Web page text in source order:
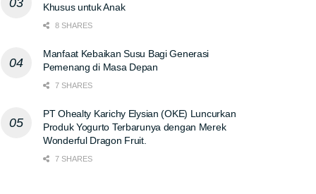
Khusus untuk Anak
8 SHARES
Manfaat Kebaikan Susu Bagi Generasi
Pemenang di Masa Depan
7 SHARES
PT Ohealty Karichy Elysian (OKE) Luncurkan
Produk Yogurto Terbarunya dengan Merek
Wonderful Dragon Fruit.
7 SHARES